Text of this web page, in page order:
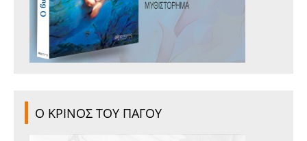
Ο ΚΡΙΝΟΣ ΤΟΥ ΠΑΓΟΥ